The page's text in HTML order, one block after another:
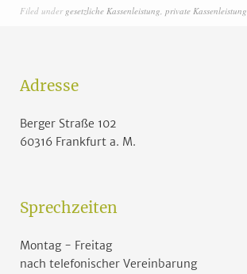
Filed under gesetzliche Kassenleistung, private Kassenleistung
Adresse
Berger Straße 102
60316 Frankfurt a. M.
Sprechzeiten
Montag - Freitag
nach telefonischer Vereinbarung